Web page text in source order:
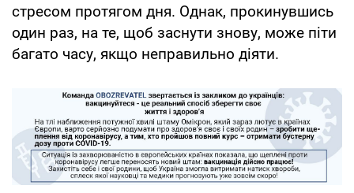
стресом протягом дня. Однак, прокинувшись
один раз, на те, щоб заснути знову, може піти
багато часу, якщо неправильно діяти.